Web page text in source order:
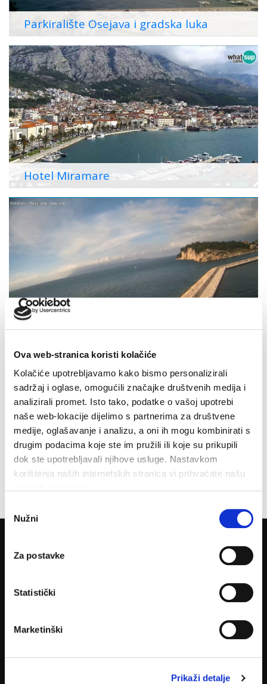
Ova web-stranica koristi kolačiće
Kolačiće upotrebljavamo kako bismo personalizirali
sadržaj i oglase, omogućili značajke društvenih medija i
analizirali promet. Isto tako, podatke o vašoj upotrebi
naše web-lokacije dijelimo s partnerima za društvene
medije, oglašavanje i analizu, a oni ih mogu kombinirati s
drugim podacima koje ste im pružili ili koje su prikupili
dok ste upotrebljavali njihove usluge. Nastavkom
korištenja naših internetskih stranica vi prihvaćate našu
pristanka
Nužni
Za postavke
Statistički
Marketinški
Prikaži detalje
Parkiralište Osejava i gradska luka
Hotel Miramare
Lukobran
Zgrada Grada